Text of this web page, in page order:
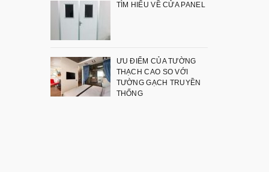
TÌM HIỂU VỀ CỬA PANEL
ƯU ĐIỂM CỦA TƯỜNG
THẠCH CAO SO VỚI
TƯỜNG GẠCH TRUYỀN
THỐNG